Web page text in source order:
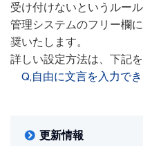
受け付けないというルー
管理システムのフリー欄
奨いたします。
詳しい設定方法は、下記を
Q,自由に文言を入力で
更新情報